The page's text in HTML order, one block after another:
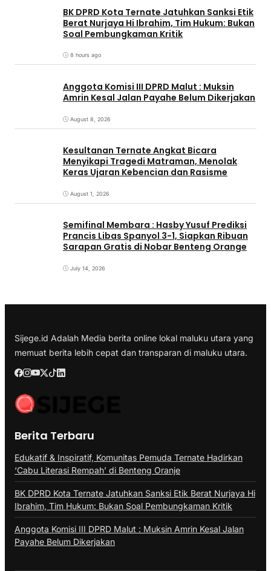
BK DPRD Kota Ternate Jatuhkan Sanksi Etik
Berat Nurjaya Hi Ibrahim, Tim Hukum: Bukan
Soal Pembungkaman Kritik
8 hours ago
Anggota Komisi III DPRD Malut : Muksin
Amrin Kesal Jalan Payahe Belum Dikerjakan
August 8, 2026
Kesultanan Ternate Angkat Bicara
Menyikapi Tragedi Matraman, Menolak
Keras Ujaran Kebencian dan Rasisme
August 1, 2026
Semifinal Membara : Hasby Yusuf Prediksi
Prancis Libas Spanyol 3-1, Siapkan Ribuan
Sarapan Gratis di Nobar Benteng Orange
July 14, 2026
Sijege.id Adalah Media berita online lokal maluku utara yang
memuat berita lebih cepat dan transparan di maluku utara.
Berita Terbaru
Edukatif & Inspiratif, Komunitas Pemuda Ternate Hadirkan
‘Cabu Literasi Rempah’ di Benteng Oranje
BK DPRD Kota Ternate Jatuhkan Sanksi Etik Berat Nurjaya Hi
Ibrahim, Tim Hukum: Bukan Soal Pembungkaman Kritik
Anggota Komisi III DPRD Malut : Muksin Amrin Kesal Jalan
Payahe Belum Dikerjakan